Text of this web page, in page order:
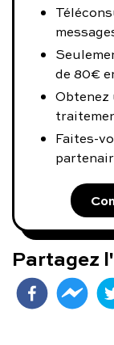
de 80€
Obtenez
Faites-
Partagez